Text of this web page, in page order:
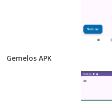
Gemelos APK